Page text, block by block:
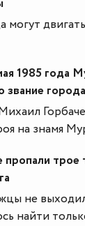
могут
1985 года
звание
на знамя
трое
не
найти